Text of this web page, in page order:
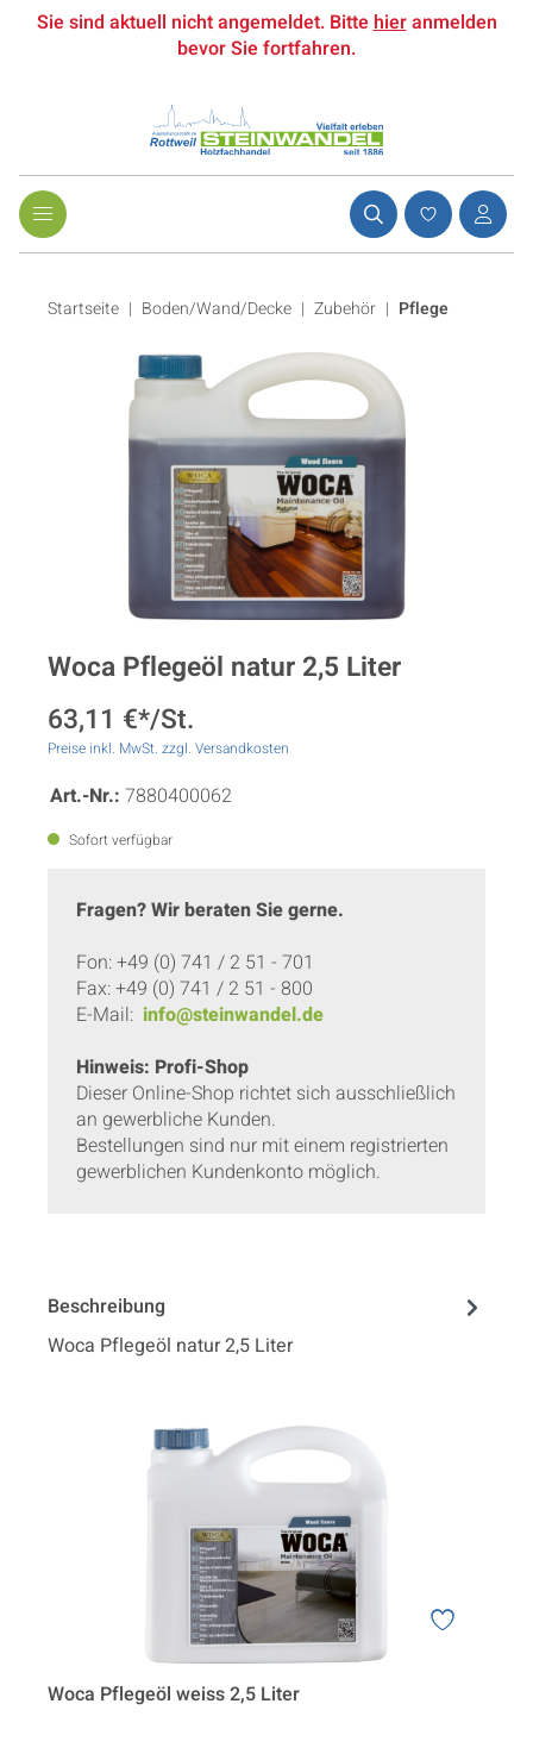
Sie sind aktuell nicht angemeldet. Bittehieranmelden
bevor Sie fortfahren.
Startseite Boden/Wand/Decke | Zubehör | Pflege
Woca Pflegeöl natur 2,5 Liter
63,11 €*/St.
Preise inkl. MwSt. zzgl. Versandkosten
Art.-Nr.: 7880400062
Sofort verfügbar
Fragen? Wir beraten Sie gerne.
Fon: +49 (0) 741 / 2 51 - 701
Fax: +49 (0) 741 / 2 51 - 800
E-Mail: info@steinwandel.de
Hinweis: Profi-Shop
Dieser Online-Shop richtet sich ausschließlich
an gewerbliche Kunden.
Bestellungen sind nur mit einem registrierten
gewerblichen Kundenkonto möglich.
Beschreibung
Woca Pflegeöl natur 2,5 Liter
Woca Pflegeöl weiss 2,5 Liter